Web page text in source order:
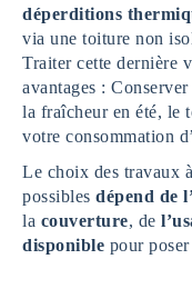
déperditions
via une toiture non
Traiter cette dernière
avantages :
la fraîcheur en été, le
votre consommation
Le choix des travaux
possibles dépend de
la couverture, de
disponible pour